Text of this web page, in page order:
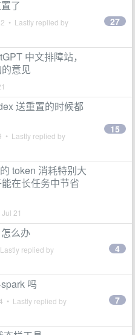
了
• Lastly replied by 27
中文排障站，
意见
送重置的时候都
• Lastly replied by
15
token 消耗特别大
在长任务中节省
Jul 21
么办
replied by 4
吗
• Lastly replied by 7